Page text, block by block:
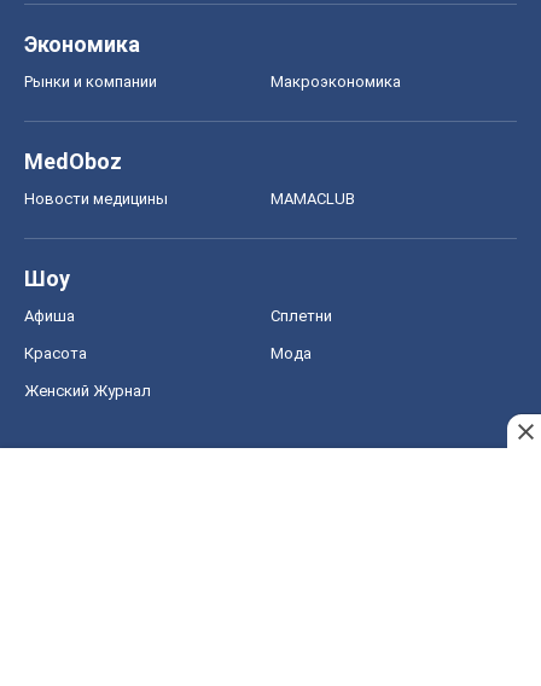
Экономика
Рынки и компании Mакроэкономика
MedOboz
Новости медицины MAMACLUB
Шоу
Афиша Сплетни
Красота Мода
Женский Журнал